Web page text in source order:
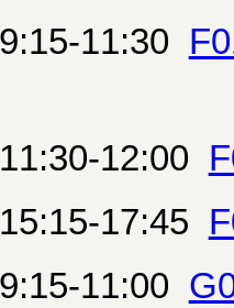
11:30
12:00
17:45
11:00